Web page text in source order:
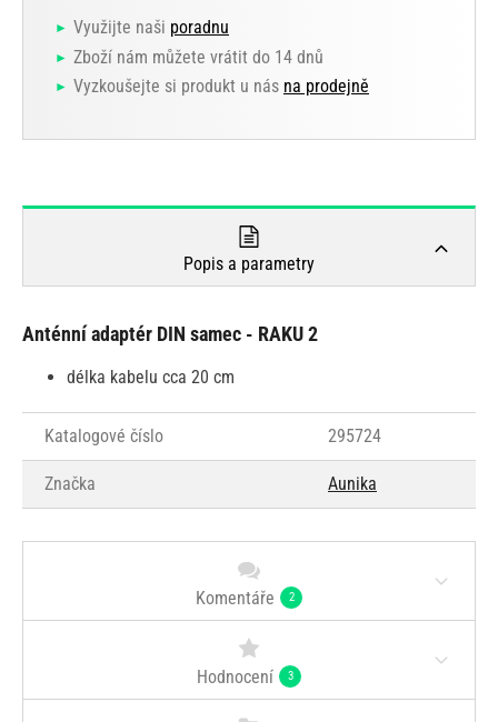
Využijte naši poradnu
Zboží nám můžete vrátit do 14 dnů
Vyzkoušejte si produkt u nás na prodejně
Popis a parametry
Anténní adaptér DIN samec - RAKU 2
délka kabelu cca 20 cm
Katalogové číslo 295724
Značka Aunika
Komentáře 2
Hodnocení 3